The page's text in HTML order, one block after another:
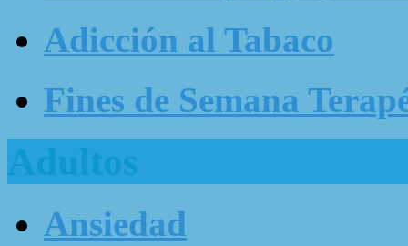
Adicción al Tabaco
Fines de Semana
Adultos
Ansiedad